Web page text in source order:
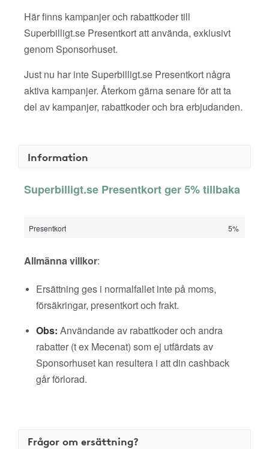
Här finns kampanjer och rabattkoder till
Superbilligt.se Presentkort att använda, exklusivt
genom Sponsorhuset.
Just nu har inte Superbilligt.se Presentkort några
aktiva kampanjer. Återkom gärna senare för att ta
del av kampanjer, rabattkoder och bra erbjudanden.
Information
Superbilligt.se Presentkort ger 5% tillbaka
Presentkort 5%
Allmänna villkor:
Ersättning ges i normalfallet inte på moms,
försäkringar, presentkort och frakt.
Obs: Användande av rabattkoder och andra
rabatter (t ex Mecenat) som ej utfärdats av
Sponsorhuset kan resultera i att din cashback
går förlorad.
Frågor om ersättning?